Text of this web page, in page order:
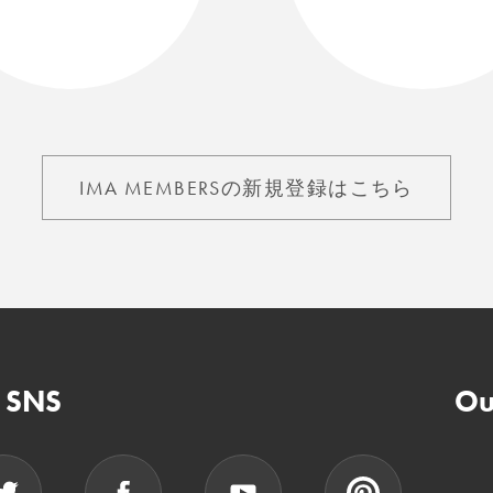
IMA MEMBERSの新規登録はこちら